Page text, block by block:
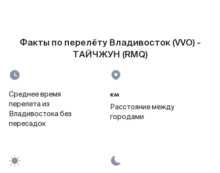
Факты по перелёту Владивосток (VVO) -
ТАЙЧЖУН (RMQ)
Среднее время
перелета из
Владивостока без
пересадок
км
Расстояние между
городами